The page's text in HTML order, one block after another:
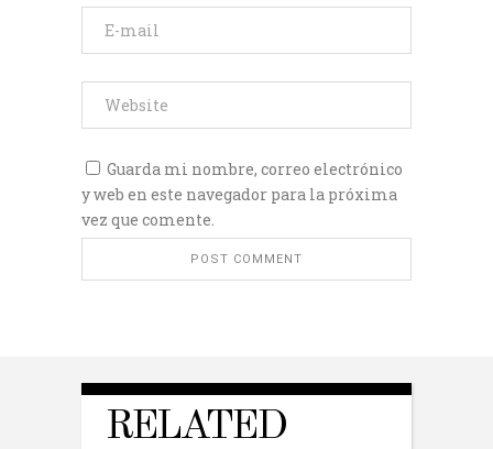
Guarda mi nombre, correo electrónico
y web en este navegador para la próxima
vez que comente.
RELATED